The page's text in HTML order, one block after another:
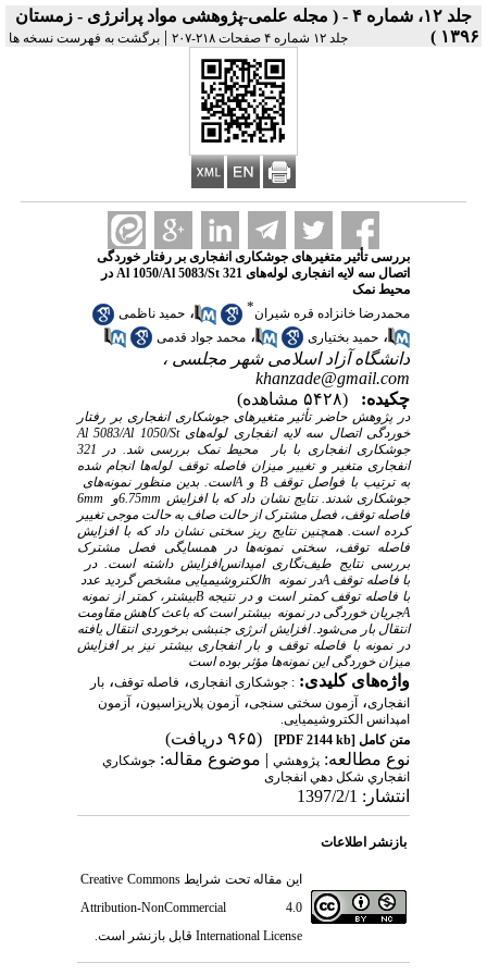
جلد ۱۲، شماره ۴ - ( مجله علمی-پژوهشی مواد پرانرژی - زمستان
۱۳۹۶ )
جلد ۱۲ شماره ۴ صفحات ۲۱۸-۲۰۷ |برگشت به فهرست نسخه ها
بررسی تأثیر متغیرهای جوشکاری انفجاری بر رفتار خوردگی
اتصال سه لایه انفجاری لوله‌های Al 1050/Al 5083/St 321 در
محیط نمک
محمدرضا خانزاده قره شیران* ، حمید ناظمی
، حمید بختیاری ، محمد جواد قدمی
دانشگاه آزاد اسلامی شهر مجلسی ،
khanzade@gmail.com
چکیده:
(۵۴۲۸ مشاهده)
در پژوهش حاضر تأثیر متغیرهای جوشکاری انفجاری بر رفتار
خوردگی اتصال سه لایه انفجاری لوله‌هایAl 5083/Al 1050/St
321
در محیط نمک بررسی شد.
جوشکاری انفجاری با بار
انفجاری متغیر و تغییر میزان فاصله توقف لوله‌ها انجام شده
است. بدین منظور نمونه‌هایAوB به ترتیب با فواصل توقف
6mm
و6.75mm جوشکاری شدند. نتایج نشان داد که با افزایش
فاصله توقف، فصل مشترک از حالت صاف به حالت موجی تغییر
کرده است. همچنین نتایج ریز سختی نشان داد که با افزایش
فاصله توقف، سختی نمونه‌ها در همسایگی فصل مشترک
افزایش داشته است. دربررسی نتایج طیف‌نگاری امپدانس
الکتروشیمیایی مشخص گردید عددn در نمونهA با فاصله توقف
بیشتر، کمتر از نمونهB با فاصله توقف کمتر است و در نتیجه
جریان خوردگی در نمونهA
بیشتر است که باعث کاهش مقاومت
انتقال بار می‌شود. افزایش انرژی جنبشی برخوردی انتقال ‌یافته
در نمونه با فاصله توقف و بار انفجاری بیشتر نیز بر افزایش
میزان خوردگی این نمونه‌ها مؤثر بوده است
واژه‌های کلیدی: : جوشکاری انفجاری، فاصله توقف، بار
انفجاری، آزمون سختی سنجی، آزمون پلاریزاسیون، آزمون
امپدانس الکتروشیمیایی.
متن کامل[PDF 2144 kb]
(۹۶۵ دریافت)
نوع مطالعه: پژوهشي| موضوع مقاله: جوشکاري
انفجاري شکل دهي انفجاری
انتشار: 1397/2/1
بازنشر اطلاعات
این مقاله تحت شرایطCreative Commons
Attribution-NonCommercial 4.0
International License قابل بازنشر است.